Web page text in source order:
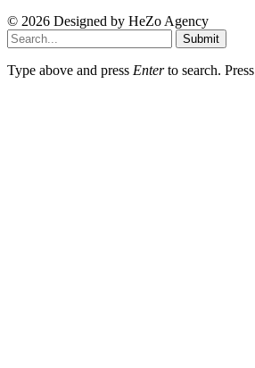
© 2026 Designed by HeZo Agency
Submit
Type above and press Enterto search. Press